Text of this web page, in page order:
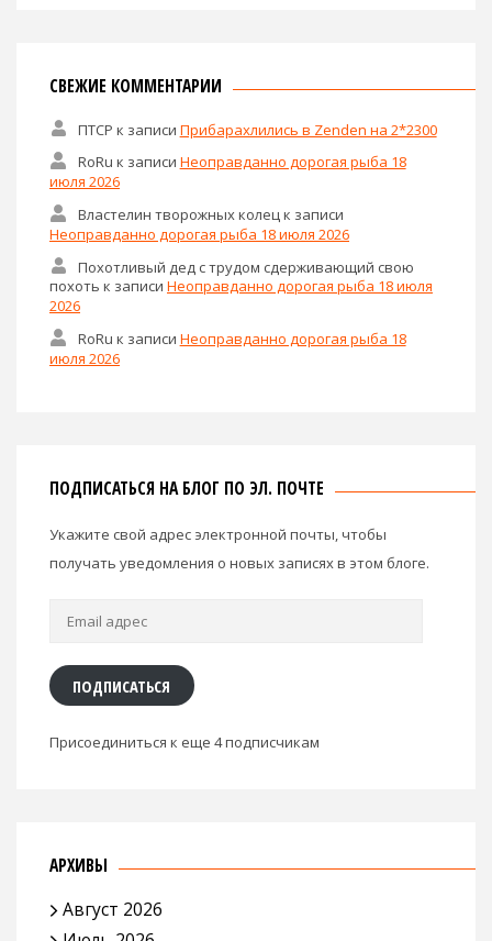
СВЕЖИЕ КОММЕНТАРИИ
ПТСР к записи Прибарахлились в Zenden на 2*2300
RoRu к записи Неоправданно дорогая рыба 18
июля 2026
Властелин творожных колецк записи
Неоправданно дорогая рыба 18 июля 2026
Похотливый дед с трудом сдерживающий свою
похоть к записи Неоправданно дорогая рыба 18 июля
2026
RoRu к записи Неоправданно дорогая рыба 18
июля 2026
ПОДПИСАТЬСЯ НА БЛОГ ПО ЭЛ. ПОЧТЕ
Укажите свой адрес электронной почты, чтобы
получать уведомления о новых записях в этом блоге.
Email
ПОДПИСАТЬСЯ
Присоединиться к еще 4 подписчикам
АРХИВЫ
Август 2026